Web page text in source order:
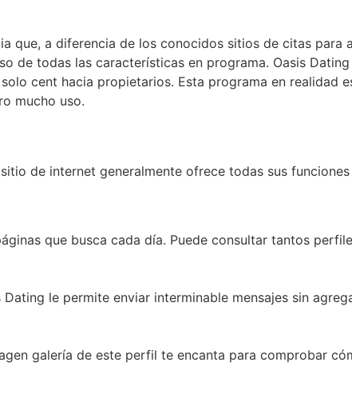
que, a diferencia de los conocidos sitios de citas para
de todas las características en programa. Oasis
cent hacia propietarios. Esta programa en realidad
mucho uso.
de internet generalmente ofrece todas sus
que busca cada día. Puede consultar tantos
le permite enviar interminable mensajes sin
galería de este perfil te encanta para comprobar